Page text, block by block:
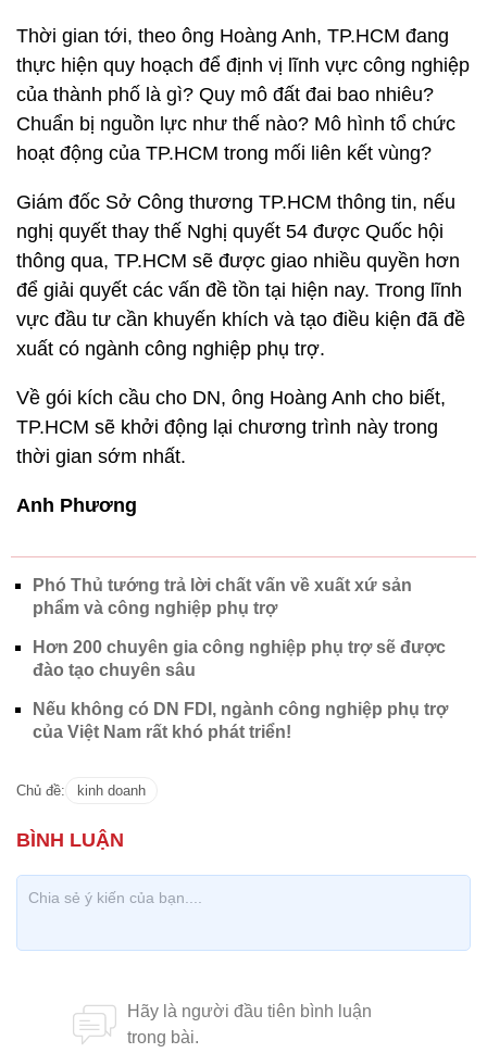
Thời gian tới, theo ông Hoàng Anh, TP.HCM đang
thực hiện quy hoạch để định vị lĩnh vực công nghiệp
của thành phố là gì? Quy mô đất đai bao nhiêu?
Chuẩn bị nguồn lực như thế nào? Mô hình tổ chức
hoạt động của TP.HCM trong mối liên kết vùng?
Giám đốc Sở Công thương TP.HCM thông tin, nếu
nghị quyết thay thế Nghị quyết 54 được Quốc hội
thông qua, TP.HCM sẽ được giao nhiều quyền hơn
để giải quyết các vấn đề tồn tại hiện nay. Trong lĩnh
vực đầu tư cần khuyến khích và tạo điều kiện đã đề
xuất có ngành công nghiệp phụ trợ.
Về gói kích cầu cho DN, ông Hoàng Anh cho biết,
TP.HCM sẽ khởi động lại chương trình này trong
thời gian sớm nhất.
Anh Phương
Phó Thủ tướng trả lời chất vấn về xuất xứ sản
phẩm và công nghiệp phụ trợ
Hơn 200 chuyên gia công nghiệp phụ trợ sẽ được
đào tạo chuyên sâu
Nếu không có DN FDI, ngành công nghiệp phụ trợ
của Việt Nam rất khó phát triển!
Chủ đề: kinh doanh